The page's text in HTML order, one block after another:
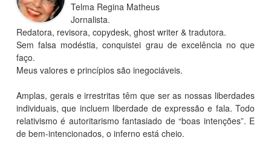
Telma Regina Matheus
Jornalista.
Redatora, revisora, copydesk, ghost writer & tradutora.
Sem falsa modéstia, conquistei grau de excelência no que
faço.
Meus valores e princípios são inegociáveis.
Amplas, gerais e irrestritas têm que ser as nossas liberdades
individuais, que incluem liberdade de expressão e fala. Todo
relativismo é autoritarismo fantasiado de “boas intenções”. E
de bem-intencionados, o inferno está cheio.